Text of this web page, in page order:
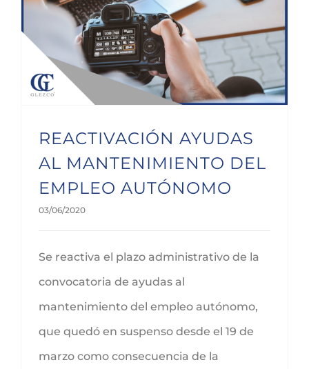
REACTIVACIÓN AYUDAS
AL MANTENIMIENTO DEL
EMPLEO AUTÓNOMO
03/06/2020
Se reactiva el plazo administrativo de la
convocatoria de ayudas al
mantenimiento del empleo autónomo,
que quedó en suspenso desde el 19 de
marzo como consecuencia de la